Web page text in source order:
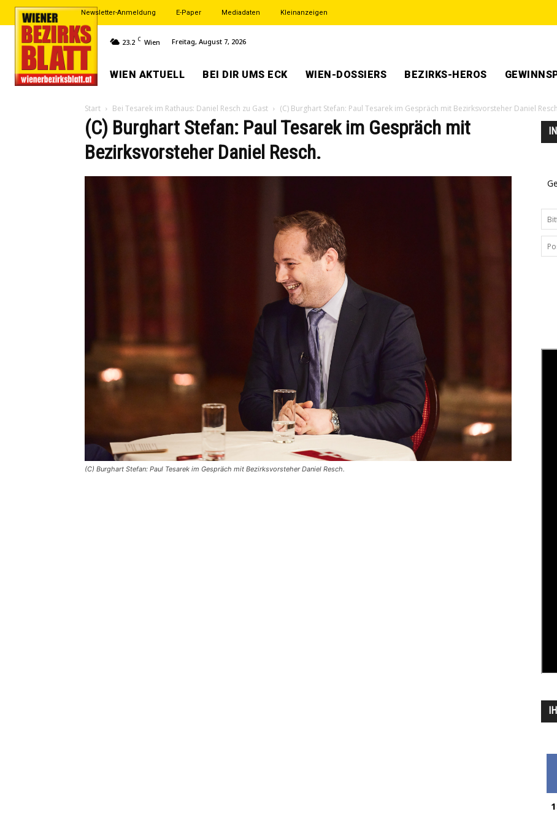
Newsletter-Anmeldung E-Paper Mediadaten Kleinanzeigen
23.2 C Wien Freitag, August 7, 2026
WIEN AKTUELL BEI DIR UMS ECK WIEN-DOSSIERS BEZIRKS-HEROS
Start Bei Tesarek im Rathaus: Daniel Resch zu Gast (C) Burghart Stefan: Paul Tesarek im Gespräch mit Bezirksvorsteher Daniel
(C) Burghart Stefan: Paul Tesarek im Gespräch mit
Bezirksvorsteher Daniel Resch.
(C) Burghart Stefan: Paul Tesarek im Gespräch mit Bezirksvorsteher Daniel Resch.